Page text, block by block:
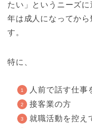
たい」というニーズ
年は成人になってか
す。
特に、
人前で話す仕事
接客業の方
就職活動を控え